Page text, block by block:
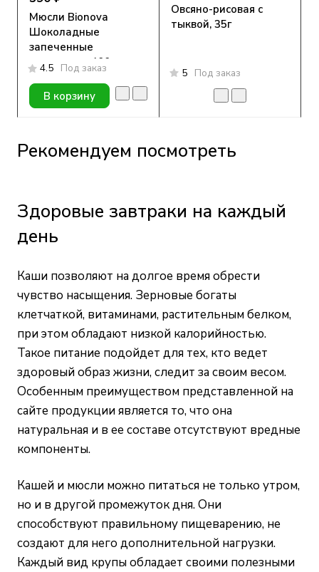
Мюсли Bionova
Шоколадные
запеченные
хрустящие, 400г
4.5 Под заказ
В корзину
Овсяно-рисовая с
тыквой, 35г
5 Под заказ
Рекомендуем посмотреть
Здоровые завтраки на каждый
день
Каши позволяют на долгое время обрести
чувство насыщения. Зерновые богаты
клетчаткой, витаминами, растительным белком,
при этом обладают низкой калорийностью.
Такое питание подойдет для тех, кто ведет
здоровый образ жизни, следит за своим весом.
Особенным преимуществом представленной на
сайте продукции является то, что она
натуральная и в ее составе отсутствуют вредные
компоненты.
Кашей и мюсли можно питаться не только утром,
но и в другой промежуток дня. Они
способствуют правильному пищеварению, не
создают для него дополнительной нагрузки.
Каждый вид крупы обладает своими полезными